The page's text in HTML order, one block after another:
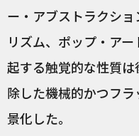
ー・アブストラクシ
リズム、ポップ・ア
起する触覚的な性質
除した機械的かつフ
景化した。